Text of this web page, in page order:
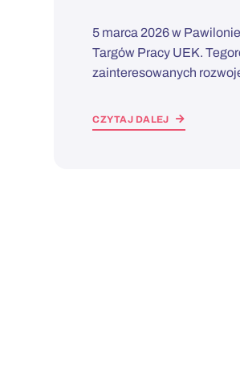
5 marca 2026 w
Targów Pracy UEK.
zainteresowanych
CZYTAJ DALEJ